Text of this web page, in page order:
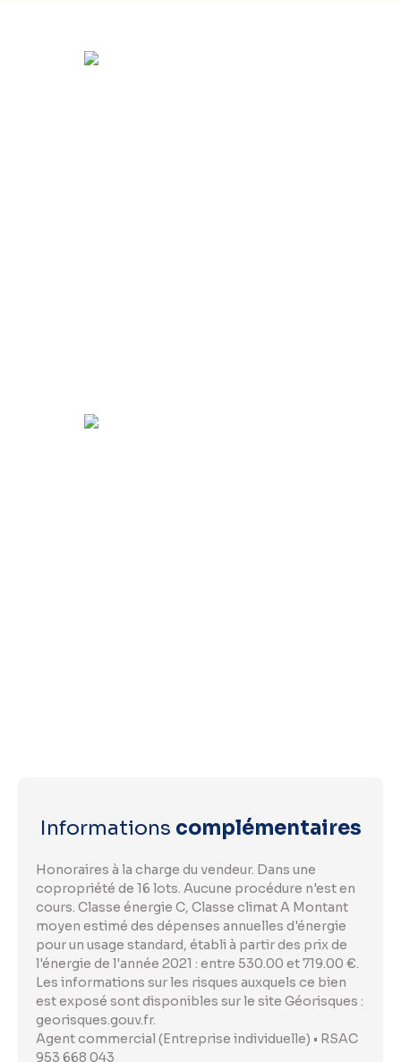
Informations complémentaires
Honoraires à la charge du vendeur. Dans une
copropriété de 16 lots. Aucune procédure n'est en
cours. Classe énergie C, Classe climat A Montant
moyen estimé des dépenses annuelles d'énergie
pour un usage standard, établi à partir des prix de
l'énergie de l'année 2021 : entre 530.00 et 719.00 €.
Les informations sur les risques auxquels ce bien
est exposé sont disponibles sur le site Géorisques :
georisques.gouv.fr.
Agent commercial (Entreprise individuelle) • RSAC
953 668 043